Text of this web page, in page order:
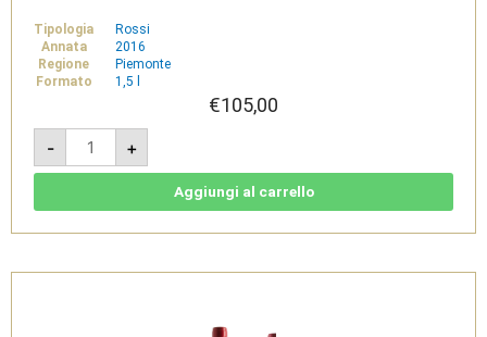
Tipologia
Rossi
Annata
2016
Regione
Piemonte
Formato
1,5 l
€105,00
-
Genesi
Ruchè
di
Castagnole
Magnum
-
+
Aggiungi al carrello